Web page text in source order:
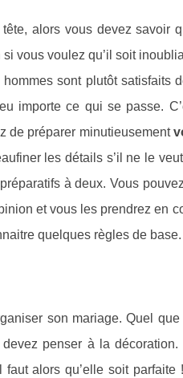
alors vous devez savoir
vous voulez qu’il soit
sont plutôt satisfaits
importe ce qui se passe.
de préparer minutieusement
les détails s’il ne le
à deux. Vous
et vous les prendrez en
quelques règles de base.
son mariage. Quel
penser à la
alors qu’elle soit